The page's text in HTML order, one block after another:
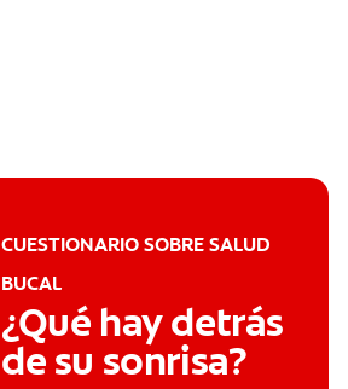
CUESTIONARIO SOBRE SALUD
BUCAL
¿Qué hay detrás
de su sonrisa?